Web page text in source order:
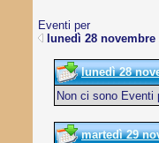
Eventi per
lunedì 28
lunedì 28
Non ci sono Eventi
martedì 29